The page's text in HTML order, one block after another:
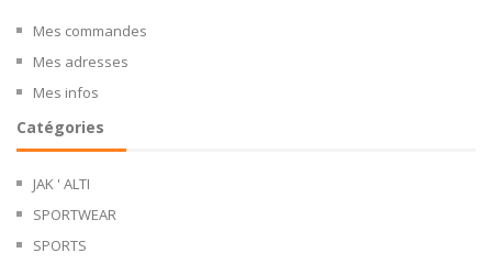
Mes commandes
Mes adresses
Mes infos
Catégories
JAK ' ALTI
SPORTWEAR
SPORTS